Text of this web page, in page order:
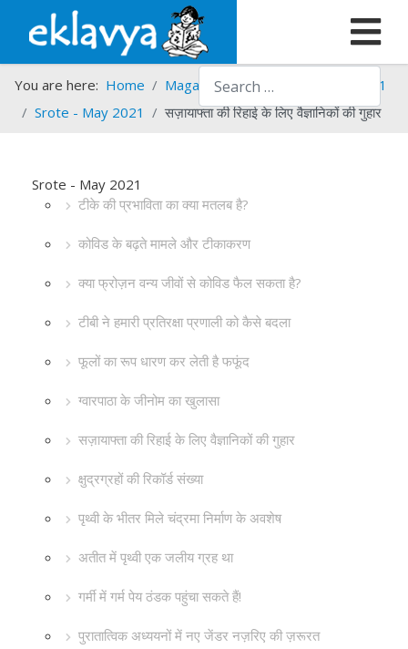
Search
You are here: Home Magazines Srote
Srote - 2021
Srote - May 2021
सज़ायाफ्ता की रिहाई के लिए वैज्ञानिकों की गुहार
Srote - May 2021
टीके की प्रभाविता का क्या मतलब है?
कोविड के बढ़ते मामले और टीकाकरण
क्या फ्रोज़न वन्य जीवों से कोविड फैल सकता है?
टीबी ने हमारी प्रतिरक्षा प्रणाली को कैसे बदला
फूलों का रूप धारण कर लेती है फफूंद
ग्वारपाठा के जीनोम का खुलासा
सज़ायाफ्ता की रिहाई के लिए वैज्ञानिकों की गुहार
क्षुद्रग्रहों की रिकॉर्ड संख्या
पृथ्वी के भीतर मिले चंद्रमा निर्माण के अवशेष
अतीत में पृथ्वी एक जलीय ग्रह था
गर्मी में गर्म पेय ठंडक पहुंचा सकते हैं!
पुरातात्विक अध्ययनों में नए जेंडर नज़रिए की ज़रूरत